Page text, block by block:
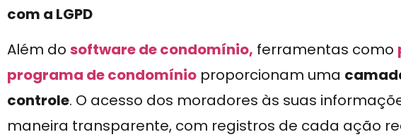
com a LGPD
Além do software de condomínio, ferramentas como
programa de condomínio proporcionam uma
controle. O acesso dos moradores às suas
maneira transparente, com registros de cada ação